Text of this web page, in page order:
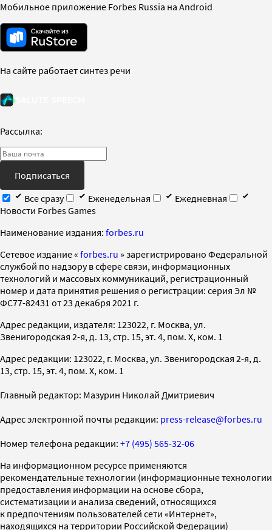
Мобильное приложение Forbes Russia на Android
На сайте работает синтез речи
Рассылка:
Подписаться
Все сразу
Еженедельная
Ежедневная
Новости Forbes Games
Наименование издания: forbes.ru
Cетевое издание « forbes.ru » зарегистрировано Федеральной
службой по надзору в сфере связи, информационных
технологий и массовых коммуникаций, регистрационный
номер и дата принятия решения о регистрации: серия Эл №
ФС77-82431 от 23 декабря 2021 г.
Адрес редакции, издателя: 123022, г. Москва, ул.
Звенигородская 2-я, д. 13, стр. 15, эт. 4, пом. X, ком. 1
Адрес редакции: 123022, г. Москва, ул. Звенигородская 2-я, д.
13, стр. 15, эт. 4, пом. X, ком. 1
Главный редактор: Мазурин Николай Дмитриевич
Адрес электронной почты редакции: press-release@forbes.ru
Номер телефона редакции: +7 (495) 565-32-06
На информационном ресурсе применяются
рекомендательные технологии (информационные технологии
предоставления информации на основе сбора,
систематизации и анализа сведений, относящихся
к предпочтениям пользователей сети «Интернет»,
находящихся на территории Российской Федерации)